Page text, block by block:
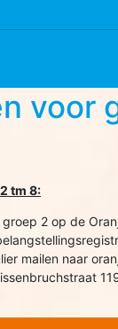
voor
tm 8:
2 op de
mailen naar